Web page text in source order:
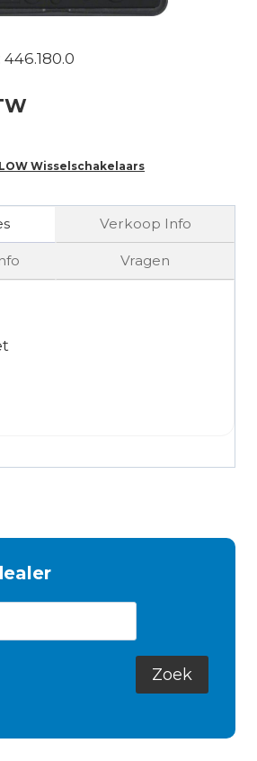
Wisselschakelaars
Verkoop Info
Vragen